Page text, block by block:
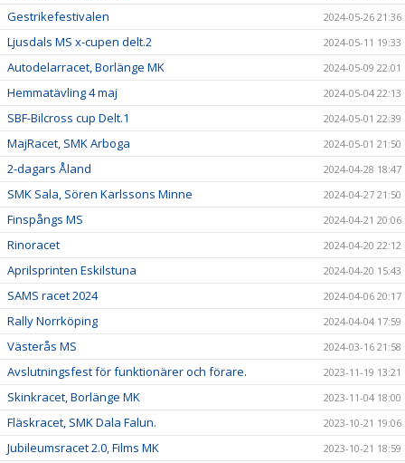
Gestrikefestivalen 2024-05-26 21:36
Ljusdals MS x-cupen delt.2 2024-05-11 19:33
Autodelarracet, Borlänge MK 2024-05-09 22:01
Hemmatävling 4 maj 2024-05-04 22:13
SBF-Bilcross cup Delt.1 2024-05-01 22:39
MajRacet, SMK Arboga 2024-05-01 21:50
2-dagars Åland 2024-04-28 18:47
SMK Sala, Sören Karlssons Minne 2024-04-27 21:50
Finspångs MS 2024-04-21 20:06
Rinoracet 2024-04-20 22:12
Aprilsprinten Eskilstuna 2024-04-20 15:43
SAMS racet 2024 2024-04-06 20:17
Rally Norrköping 2024-04-04 17:59
Västerås MS 2024-03-16 21:58
Avslutningsfest för funktionärer och förare. 2023-11-19 13:21
Skinkracet, Borlänge MK 2023-11-04 18:00
Fläskracet, SMK Dala Falun. 2023-10-21 19:06
Jubileumsracet 2.0, Films MK 2023-10-21 18:59